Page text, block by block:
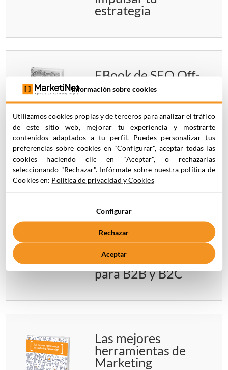
estrategia
EBook de SEO Off-
Page: domina el
linkbuilding y
mejora tu
autoridad en los
motores de
búsqueda
EBook Estrategia
de Email
Marketing:
desarrolla
campañas efectivas
para B2B y B2C
Las mejores
herramientas de
Marketing
Información sobre cookies
Utilizamos cookies propias y de terceros para analizar el tráfico
de este sitio web, mejorar tu experiencia y mostrarte
contenidos adaptados a tu perfil. Puedes personalizar tus
preferencias sobre cookies en "Configurar", aceptar todas las
cookies haciendo clic en "Aceptar", o rechazarlas
seleccionando "Rechazar". Infórmate sobre nuestra política de
Cookies en: Politica de privacidad y Cookies
Configurar
Rechazar
Aceptar